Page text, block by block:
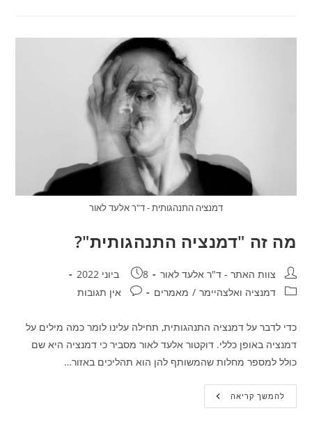
?
דמנציה התנהגותית - ד"ר אלעד לאור
מה זה "דמנציה התנהגותית"?
מחבר:צוות האתר - ד"ר אלעד לאור פורסם:
8 ביוני 2022
קטגוריה:דמנציה ואלצהיימר / מאמרים תגובות:אין תגובות
כדי לדבר על דמנציה התנהגותית, תחילה עלינו לומר כמה מילים על
דמנציה באופן כללי. דוקטור אלעד לאור מסביר כי דמנציה היא שם
כולל למספר מחלות שהמשותף להן הוא תהליכים באזור…
להמשך קריאהמה
זה